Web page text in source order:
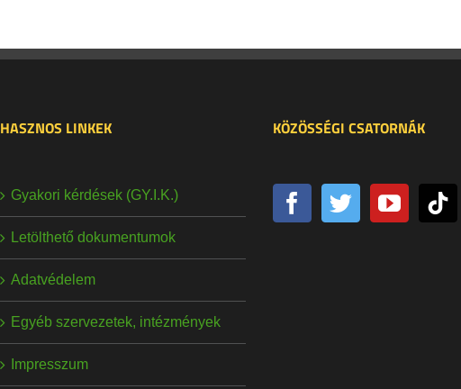
HASZNOS LINKEK
Gyakori kérdések (GY.I.K.)
Letölthető dokumentumok
Adatvédelem
Egyéb szervezetek, intézmények
Impresszum
KÖZÖSSÉGI CSATORNÁK